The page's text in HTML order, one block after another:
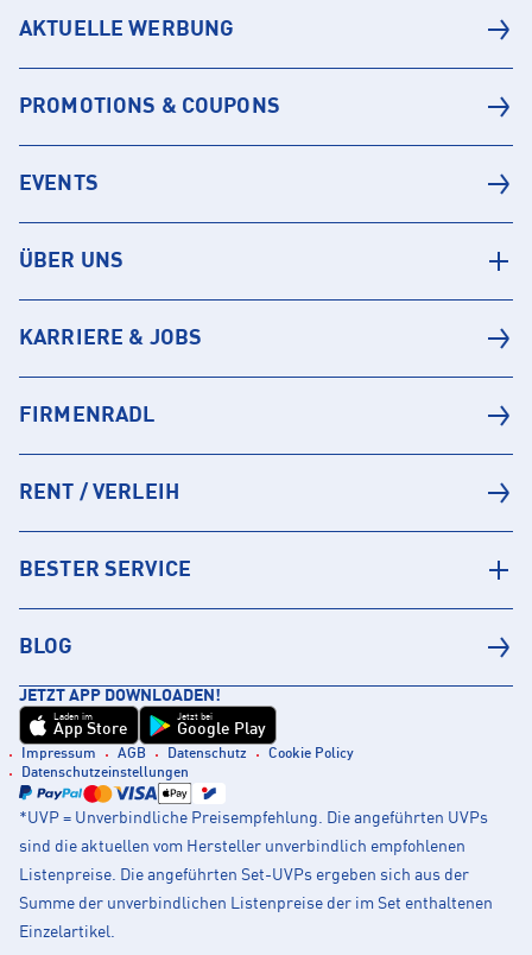
AKTUELLE WERBUNG
PROMOTIONS & COUPONS
EVENTS
ÜBER UNS
KARRIERE & JOBS
FIRMENRADL
RENT / VERLEIH
BESTER SERVICE
BLOG
JETZT APP DOWNLOADEN!
Laden im
App Store
Jetzt bei
Google Play
Impressum AGB Datenschutz
Cookie Policy
Datenschutzeinstellungen
*UVP = Unverbindliche Preisempfehlung. Die angeführten UVPs
sind die aktuellen vom Hersteller unverbindlich empfohlenen
Listenpreise. Die angeführten Set-UVPs ergeben sich aus der
Summe der unverbindlichen Listenpreise der im Set enthaltenen
Einzelartikel.